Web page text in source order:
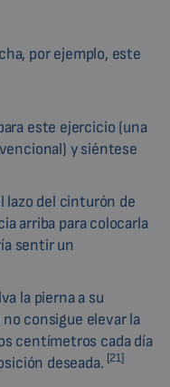
por ejemplo, este
este ejercicio (una
y siéntese
lazo del cinturón de
arriba para colocarla
sentir un
la pierna a su
consigue elevar la
centímetros cada día
deseada. [21]